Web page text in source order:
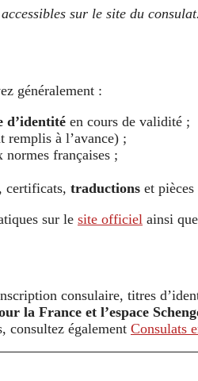
sur le site du consulat.
généralement :
d’identité en cours de validité ;
remplis à l’avance) ;
normes françaises ;
, certificats, traductions et
sur le site officiel ainsi
consulaire, titres
la France et l’espace
consultez également Consulats